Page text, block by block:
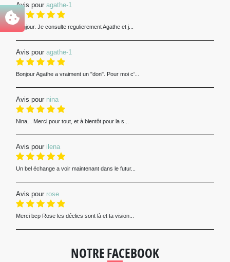
Avis pour agathe-1
Bonjour. Je consulte regulierement Agathe et j...
Avis pour agathe-1
Bonjour Agathe a vraiment un "don". Pour moi c'...
Avis pour nina
Nina, . Merci pour tout, et à bientôt pour la s...
Avis pour ilena
Un bel échange a voir maintenant dans le futur...
Avis pour rose
Merci bcp Rose les déclics sont là et ta vision...
NOTRE FACEBOOK